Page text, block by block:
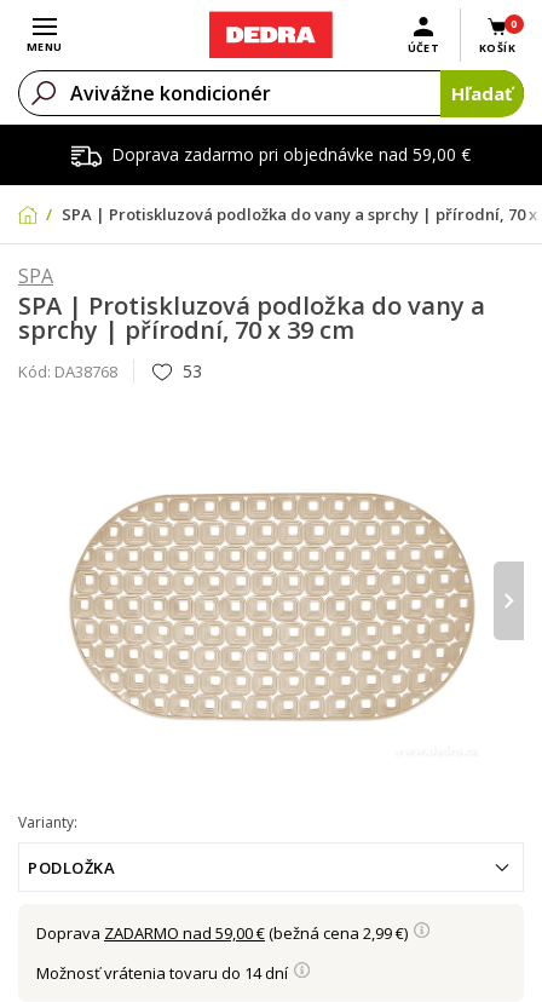
Doprava zadarmo pri objednávke nad 59,00 €
Otvoriť menu
MENU
0
KOŠÍK
ÚČET
Hľadať
SPA | Protiskluzová podložka do vany a sprchy | přírodní, 70 x
SPA
SPA | Protiskluzová podložka do vany a
sprchy | přírodní, 70 x 39 cm
Kód: DA38768 53
›
Varianty:
PODLOŽKA
Doprava ZADARMO nad 59,00 €(bežná cena 2,99 €)
Možnosť vrátenia tovaru do 14 dní